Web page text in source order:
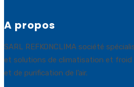
A propos
SARL REFKONCLIMA société
et solutions de climatisation et
et de purification de l’air.